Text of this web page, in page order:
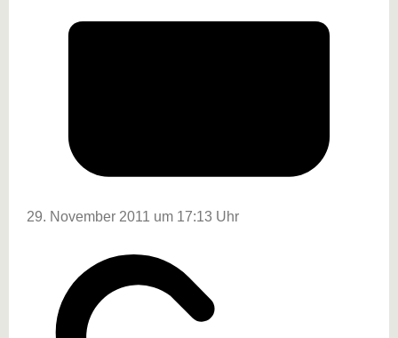
29. November 2011 um 17:13 Uhr